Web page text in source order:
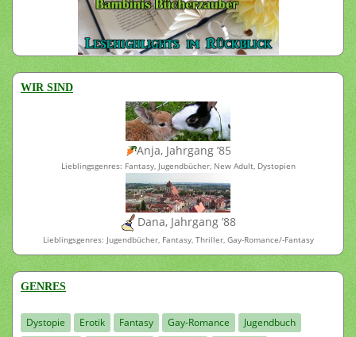
WIR SIND
Anja, Jahrgang ’85
Lieblingsgenres: Fantasy, Jugendbücher, New Adult, Dystopien
Dana, Jahrgang ’88
Lieblingsgenres: Jugendbücher, Fantasy, Thriller, Gay-Romance/-Fantasy
GENRES
Dystopie Erotik Fantasy Gay-Romance
Jugendbuch